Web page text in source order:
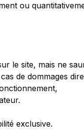
ou
le site, mais ne
de dommages
exclusive.